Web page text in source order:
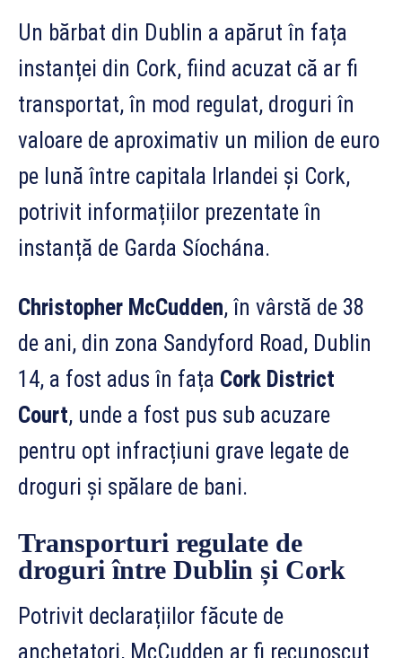
Un bărbat din Dublin a apărut în fața
instanței din Cork, fiind acuzat că ar fi
transportat, în mod regulat, droguri în
valoare de aproximativ un milion de euro
pe lună între capitala Irlandei și Cork,
potrivit informațiilor prezentate în
instanță de Garda Síochána.
Christopher McCudden, în vârstă de 38
de ani, din zona Sandyford Road, Dublin
14, a fost adus în fața Cork District
Court, unde a fost pus sub acuzare
pentru opt infracțiuni grave legate de
droguri și spălare de bani.
Transporturi regulate de
droguri între Dublin și Cork
Potrivit declarațiilor făcute de
anchetatori, McCudden ar fi recunoscut